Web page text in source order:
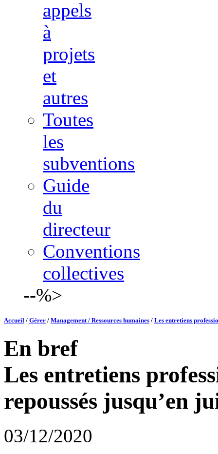
appels
à
projets
et
autres
Toutes
les
subventions
Guide
du
directeur
Conventions
collectives
--%>
Accueil / Gérer / Management / Ressources humaines / Les entretiens
En bref
Les entretiens
repoussés jusqu’en
03/12/2020